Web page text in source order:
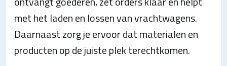
met het laden en lossen van vrachtwagens.
Daarnaast zorg je ervoor dat materialen en
producten op de juiste plek terechtkomen.